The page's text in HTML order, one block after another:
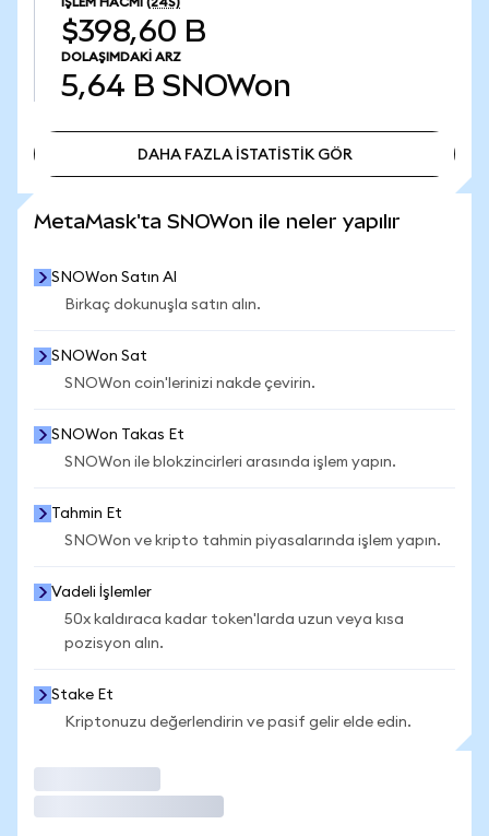
$398,60 B
DOLAŞIMDAKI ARZ
5,64 B SNOWon
DAHA FAZLA İSTATİSTİK GÖR
MetaMask'ta SNOWon ile neler yapılır
SNOWon Satın Al
Birkaç dokunuşla satın alın.
SNOWon Sat
SNOWon coin'lerinizi nakde çevirin.
SNOWon Takas Et
SNOWon ile blokzincirleri arasında işlem yapın.
Tahmin Et
SNOWon ve kripto tahmin piyasalarında işlem yapın.
Vadeli İşlemler
50x kaldıraca kadar token'larda uzun veya kısa
pozisyon alın.
Stake Et
Kriptonuzu değerlendirin ve pasif gelir elde edin.